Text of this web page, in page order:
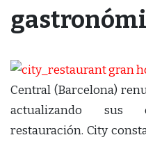
Central (Barcelona)
actualizando
restauración. City